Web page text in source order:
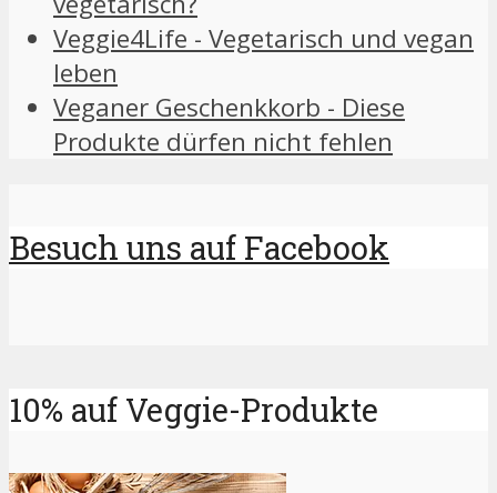
Veggie4Life - Vegetarisch und vegan
leben
Veganer Geschenkkorb - Diese
Produkte dürfen nicht fehlen
Besuch uns auf Facebook
10% auf Veggie-Produkte